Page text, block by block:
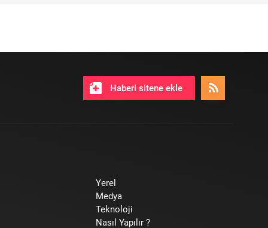
Haberi sitene ekle
Yerel
Medya
Teknoloji
Nasıl Yapılır ?